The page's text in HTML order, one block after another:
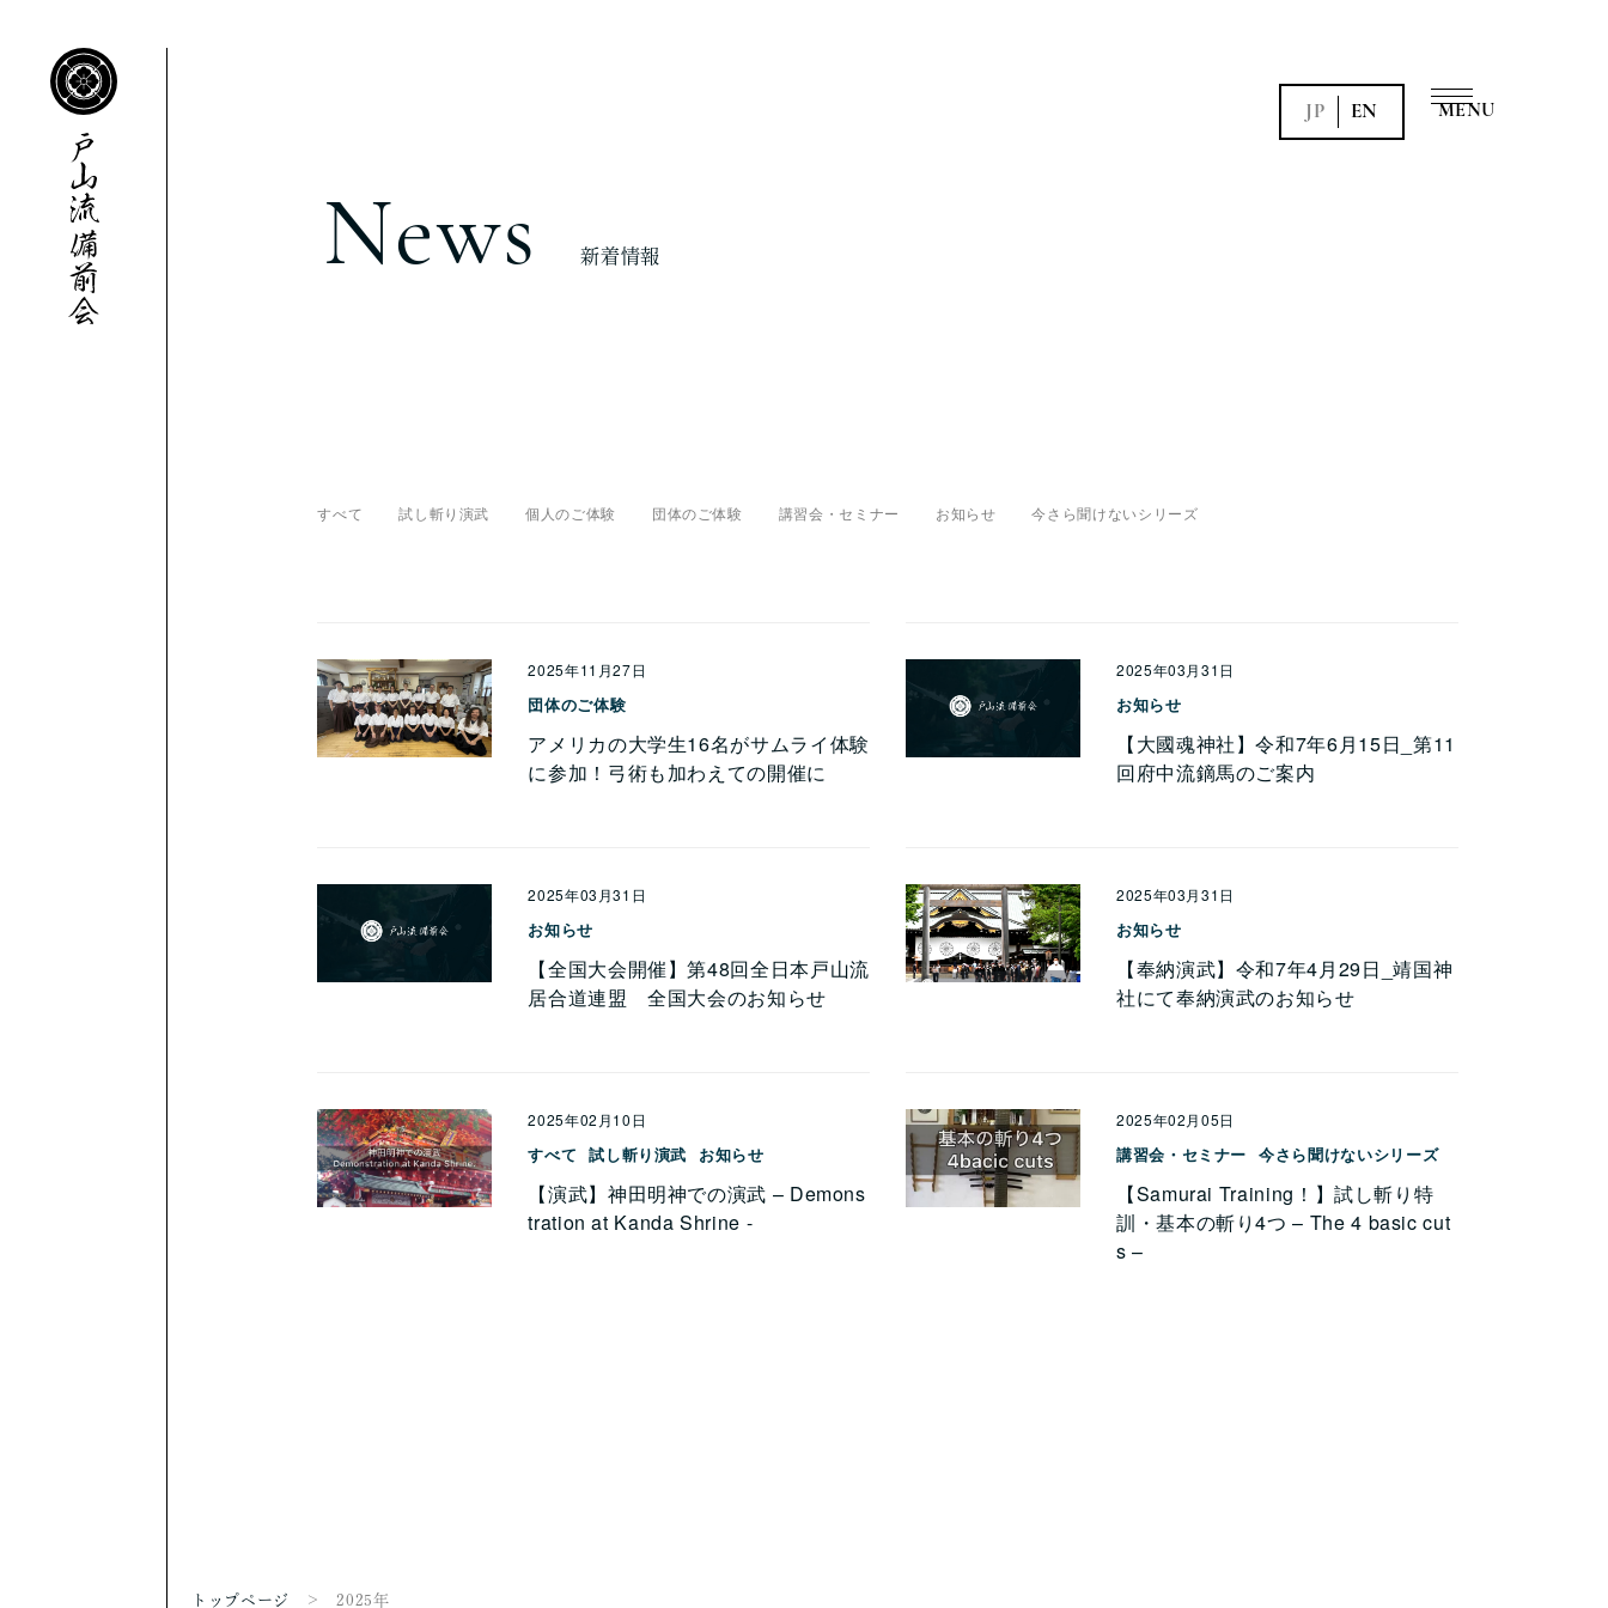
JP EN
News 新着情報
すべて 試し斬り演武 個人のご体験 団体のご体験 講習会・セミナー お知らせ 今さら聞けないシリーズ
2025年11月27日
団体のご体験
アメリカの大学生16名がサムライ体験
に参加！弓術も加わえての開催に
2025年03月31日
お知らせ
【大國魂神社】令和7年6月15日_第11
回府中流鏑馬のご案内
2025年03月31日
お知らせ
【全国大会開催】第48回全日本戸山流
居合道連盟 全国大会のお知らせ
2025年03月31日
お知らせ
【奉納演武】令和7年4月29日_靖国神
社にて奉納演武のお知らせ
2025年02月10日
すべて 試し斬り演武 お知らせ
【演武】神田明神での演武 – Demons
tration at Kanda Shrine -
2025年02月05日
講習会・セミナー 今さら聞けないシリーズ
【Samurai Training！】試し斬り特
訓・基本の斬り4つ – The 4 basic cut
s –
トップページ 2025年